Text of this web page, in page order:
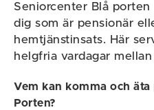
Seniorcenter Blå
dig som är pensionär
hemtjänstinsats. Här
helgfria vardagar mellan
Vem kan komma och
Porten?